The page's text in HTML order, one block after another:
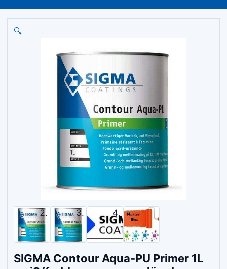
🔍
SIGMA Contour Aqua-PU Primer 1L